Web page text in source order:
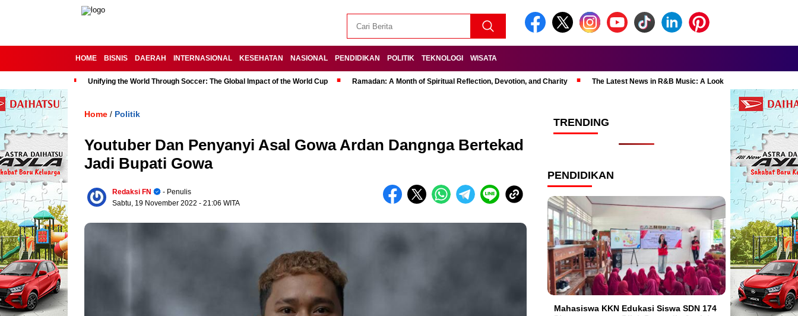
HOME BISNIS DAERAH INTERNASIONAL KESEHATAN NASIONAL PENDIDIKAN POLITIK TEKNOLOGI WISATA
Unifying the World Through Soccer: The Global Impact of the World Cup Ramadan: A Month of Spiritual Reflection, Devotion, and Charity The Latest News in R&B Music: A Look at Super Bowl
Home / Politik
Youtuber Dan Penyanyi Asal Gowa Ardan Dangnga Bertekad
Jadi Bupati Gowa
Redaksi FN
- Penulis
Sabtu, 19 November 2022 - 21:06 WITA
TRENDING
PENDIDIKAN
Mahasiswa KKN Edukasi Siswa SDN 174